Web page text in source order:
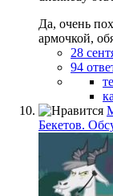
Да, очень
армочкой,
28
94
Бекетов.